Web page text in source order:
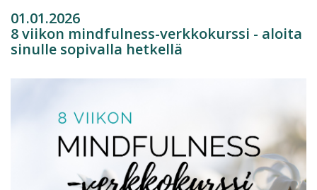
01.01.2026
8 viikon mindfulness-verkkokurssi - aloita
sinulle sopivalla hetkellä